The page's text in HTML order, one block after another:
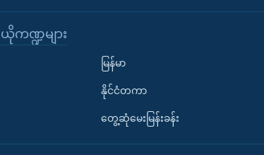
ဏ္ဍများ
မြန်မာ
နိုင်ငံတကာ
တွေ့ဆုံမေးမြန်းခန်း